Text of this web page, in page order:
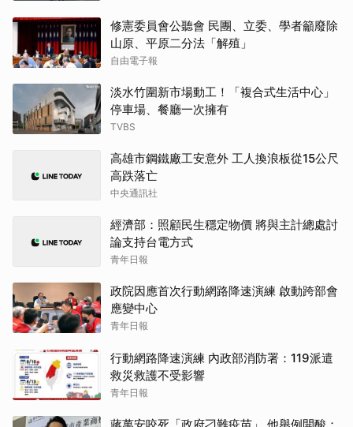
修憲委員會公聽會 民團、立委、學者籲廢除
山原、平原二分法「解殖」
自由電子報
淡水竹圍新市場動工！「複合式生活中心」
停車場、餐廳一次擁有
TVBS
高雄市鋼鐵廠工安意外 工人換浪板從15公尺
高跌落亡
中央通訊社
經濟部：照顧民生穩定物價 將與主計總處討
論支持台電方式
青年日報
政院因應首次行動網路降速演練 啟動跨部會
應變中心
青年日報
行動網路降速演練 內政部消防署：119派遣
救災救護不受影響
青年日報